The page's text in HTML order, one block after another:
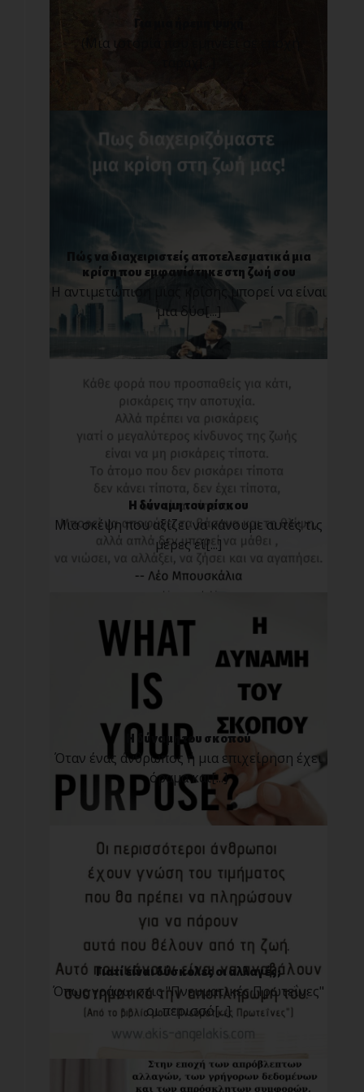
(Μια ιστορία που εμπνέει σε εποχή
Πώς να διαχειριστείς αποτελεσματικά μια
κρίση που εμφανίστηκε στη ζωή σου
Η αντιμετώπιση μιας κρίσης μπορεί να είναι
μια δύσ[...]
Η δύναμη του ρίσκου
Μια σκέψη που αξίζει να κάνουμε αυτές τις
μέρες εί[...]
Η δύναμη του σκοπού
Όταν ένας άνθρωπος ή μια επιχείρηση έχει
όραμα και[...]
Γιατί είναι δύσκολες οι αλλαγές;
Όπως γράφω στις "Πνευματικές Πρωτεΐνες"
οι περισσό[...]